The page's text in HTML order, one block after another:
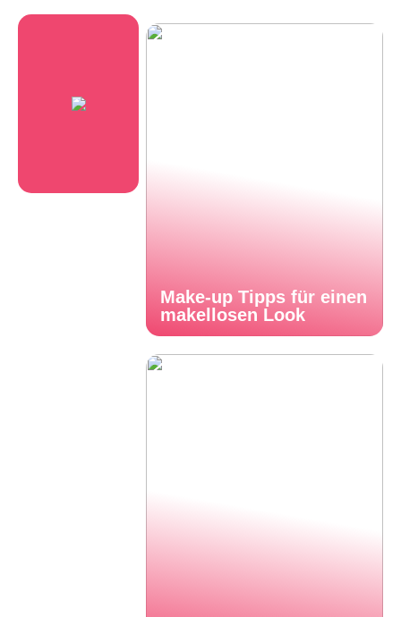
Make-up Tipps für einen
makellosen Look